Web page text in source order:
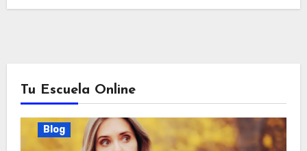
Tu Escuela Online
Blog